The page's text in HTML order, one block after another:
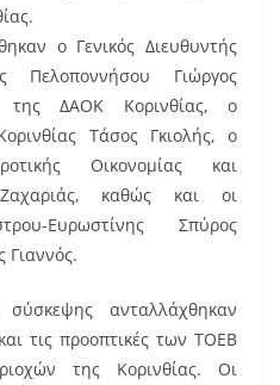
ο Γενικός Διευθυντής
Πελοποννήσου Γιώργος
της ΔΑΟΚ Κορινθίας, ο
Τάσος Γκιολής, ο
Οικονομίας και
καθώς και οι
Ευρωστίνης Σπύρος
Γιαννός.
ανταλλάχθηκαν
τις προοπτικές των ΤΟΕΒ
της Κορινθίας. Οι